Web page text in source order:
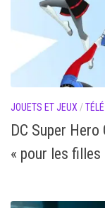
JOUETS ET JEUX /TÉLÉ
DC Super
« pour les filles